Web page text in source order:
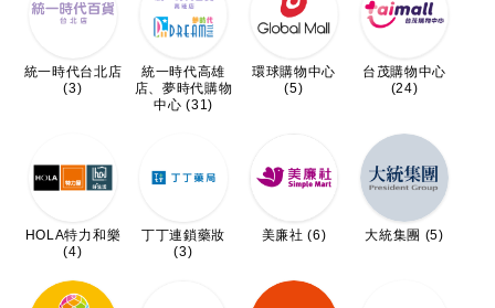
統一時代台北店
(3)
統一時代高雄
店、夢時代購物
中心 (31)
環球購物中心
(5)
台茂購物中心
(24)
HOLA特力和樂
(4)
丁丁連鎖藥妝
(3)
美廉社 (6) 大統集團 (5)